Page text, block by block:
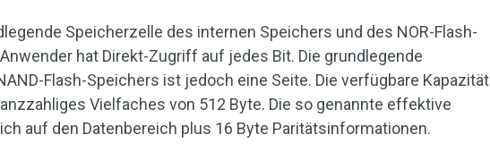
Speicherzelle des internen Speichers und des NOR-Flash-
hat Direkt-Zugriff auf jedes Bit. Die grundlegende
Flash-Speichers ist jedoch eine Seite. Die verfügbare Kapazität
Vielfaches von 512 Byte. Die so genannte effektive
auf den Datenbereich plus 16 Byte Paritätsinformationen.